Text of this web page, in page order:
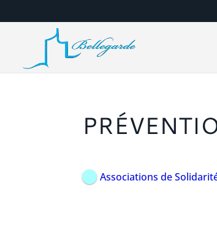
Associations de